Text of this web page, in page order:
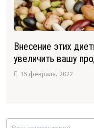
Внесение этих
увеличить вашу
15 февраля, 2022